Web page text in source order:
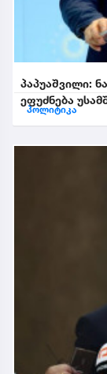
პაპუაშვილი:
ეფუძნება
პოლიტიკა